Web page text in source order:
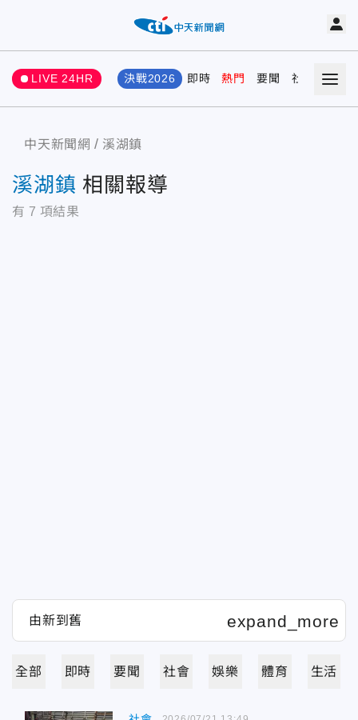
LIVE 24HR 決戰2026 即時 熱門 要聞 社會 娛樂
中天新聞網 溪湖鎮
溪湖鎮 相關報導
有 7 項結果
全部 即時 要聞 社會 娛樂 體育 生活